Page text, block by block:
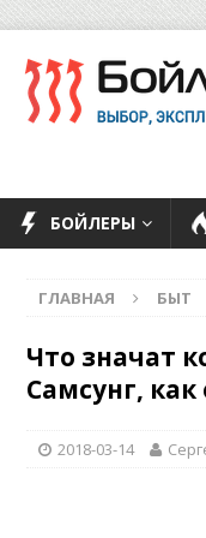
БОЙЛЕРЫ
ГЛАВНАЯ БЫТ
Что значат
Самсунг,
2018-03-14